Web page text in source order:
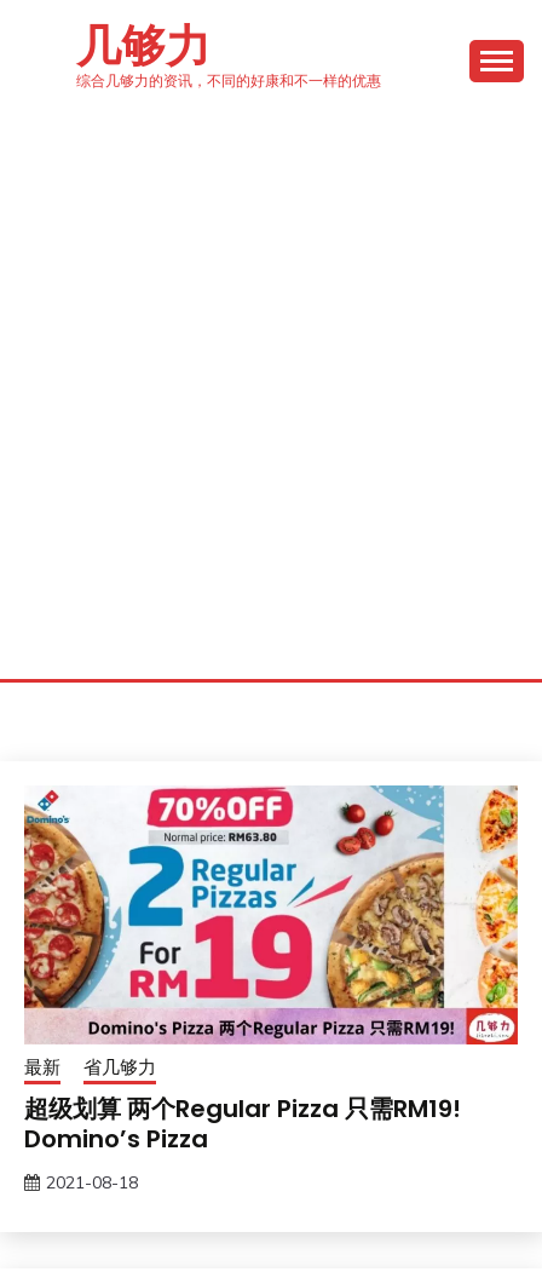
几够力
综合几够力的资讯，不同的好康和不一样的优惠
最新 省几够力
超级划算 两个Regular Pizza 只需RM19!
Domino’s Pizza
2021-08-18